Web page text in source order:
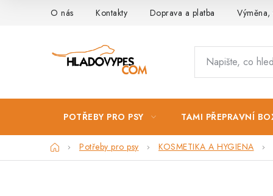
O nás Kontakty Doprava a platba
POTŘEBY PRO PSY TAMI PŘEPRAVNÍ
DomůPotřeby pro psy KOSMETIKA A HYGIENA